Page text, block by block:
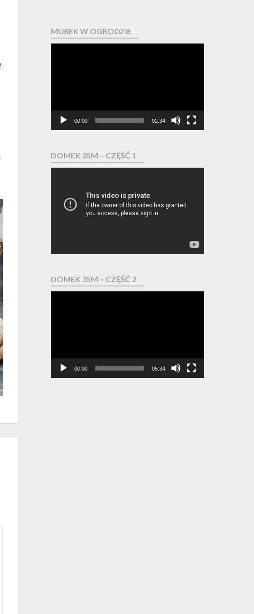
MUREK W OGRODZIE
00:00 02:34
DOMEK 35M – CZĘŚĆ 1
DOMEK 35M – CZĘŚĆ 2
00:00 05:34